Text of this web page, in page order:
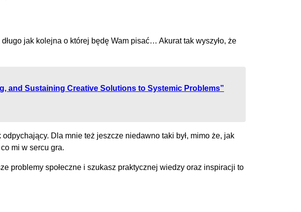
jak kolejna o której będę Wam pisać… Akurat tak wyszyło, że
and Sustaining Creative Solutions to Systemic Problems”
Dla mnie też jeszcze niedawno taki był, mimo że, jak
mi w sercu gra.
problemy społeczne i szukasz praktycznej wiedzy oraz inspiracji to